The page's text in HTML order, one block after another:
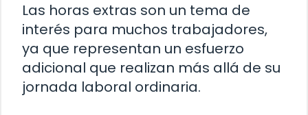
Las horas extras son un tema de
interés para muchos trabajadores,
ya que representan un esfuerzo
adicional que realizan más allá de su
jornada laboral ordinaria.